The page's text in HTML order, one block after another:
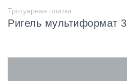
Тротуарная плитка
Ригель мультиформат 3